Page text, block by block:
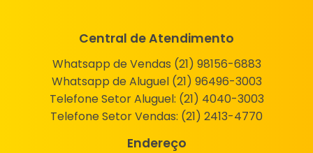
Central de Atendimento
Whatsapp de Vendas (21) 98156-6883
Whatsapp de Aluguel (21) 96496-3003
Telefone Setor Aluguel: (21) 4040-3003
Telefone Setor Vendas: (21) 2413-4770
Endereço